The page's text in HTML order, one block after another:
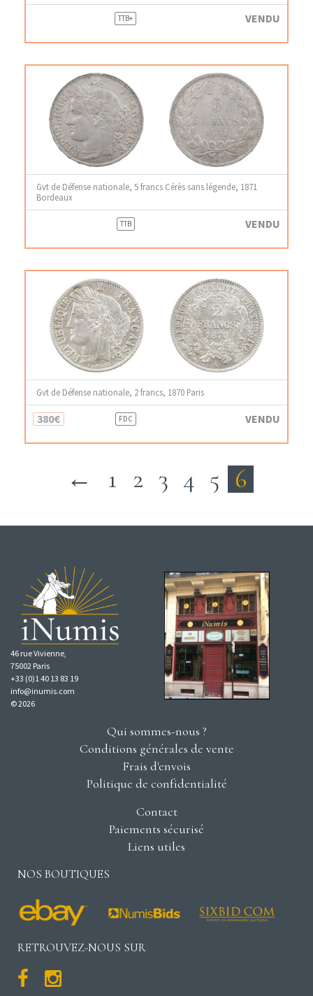
TTB+ VENDU
Gvt de Défense nationale, 5 francs Cérès sans légende, 1871
Bordeaux
TTB VENDU
Gvt de Défense nationale, 2 francs, 1870 Paris
380€ FDC VENDU
← 1 2 3 4 5 6
46 rue Vivienne,
75002 Paris
+33 (0)1 40 13 83 19
info@inumis.com
© 2026
Qui sommes-nous ?
Conditions générales de vente
Frais d'envois
Politique de confidentialité
Contact
Paiements sécurisé
Liens utiles
NOS BOUTIQUES
RETROUVEZ-NOUS SUR